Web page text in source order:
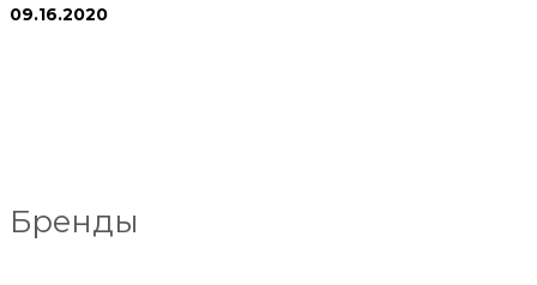
09.16.2020
Бренды